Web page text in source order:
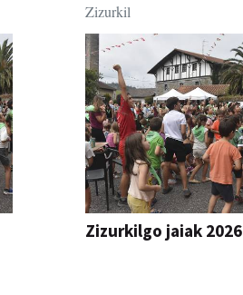
Zizurkil
Zizurkilgo jaiak 2026